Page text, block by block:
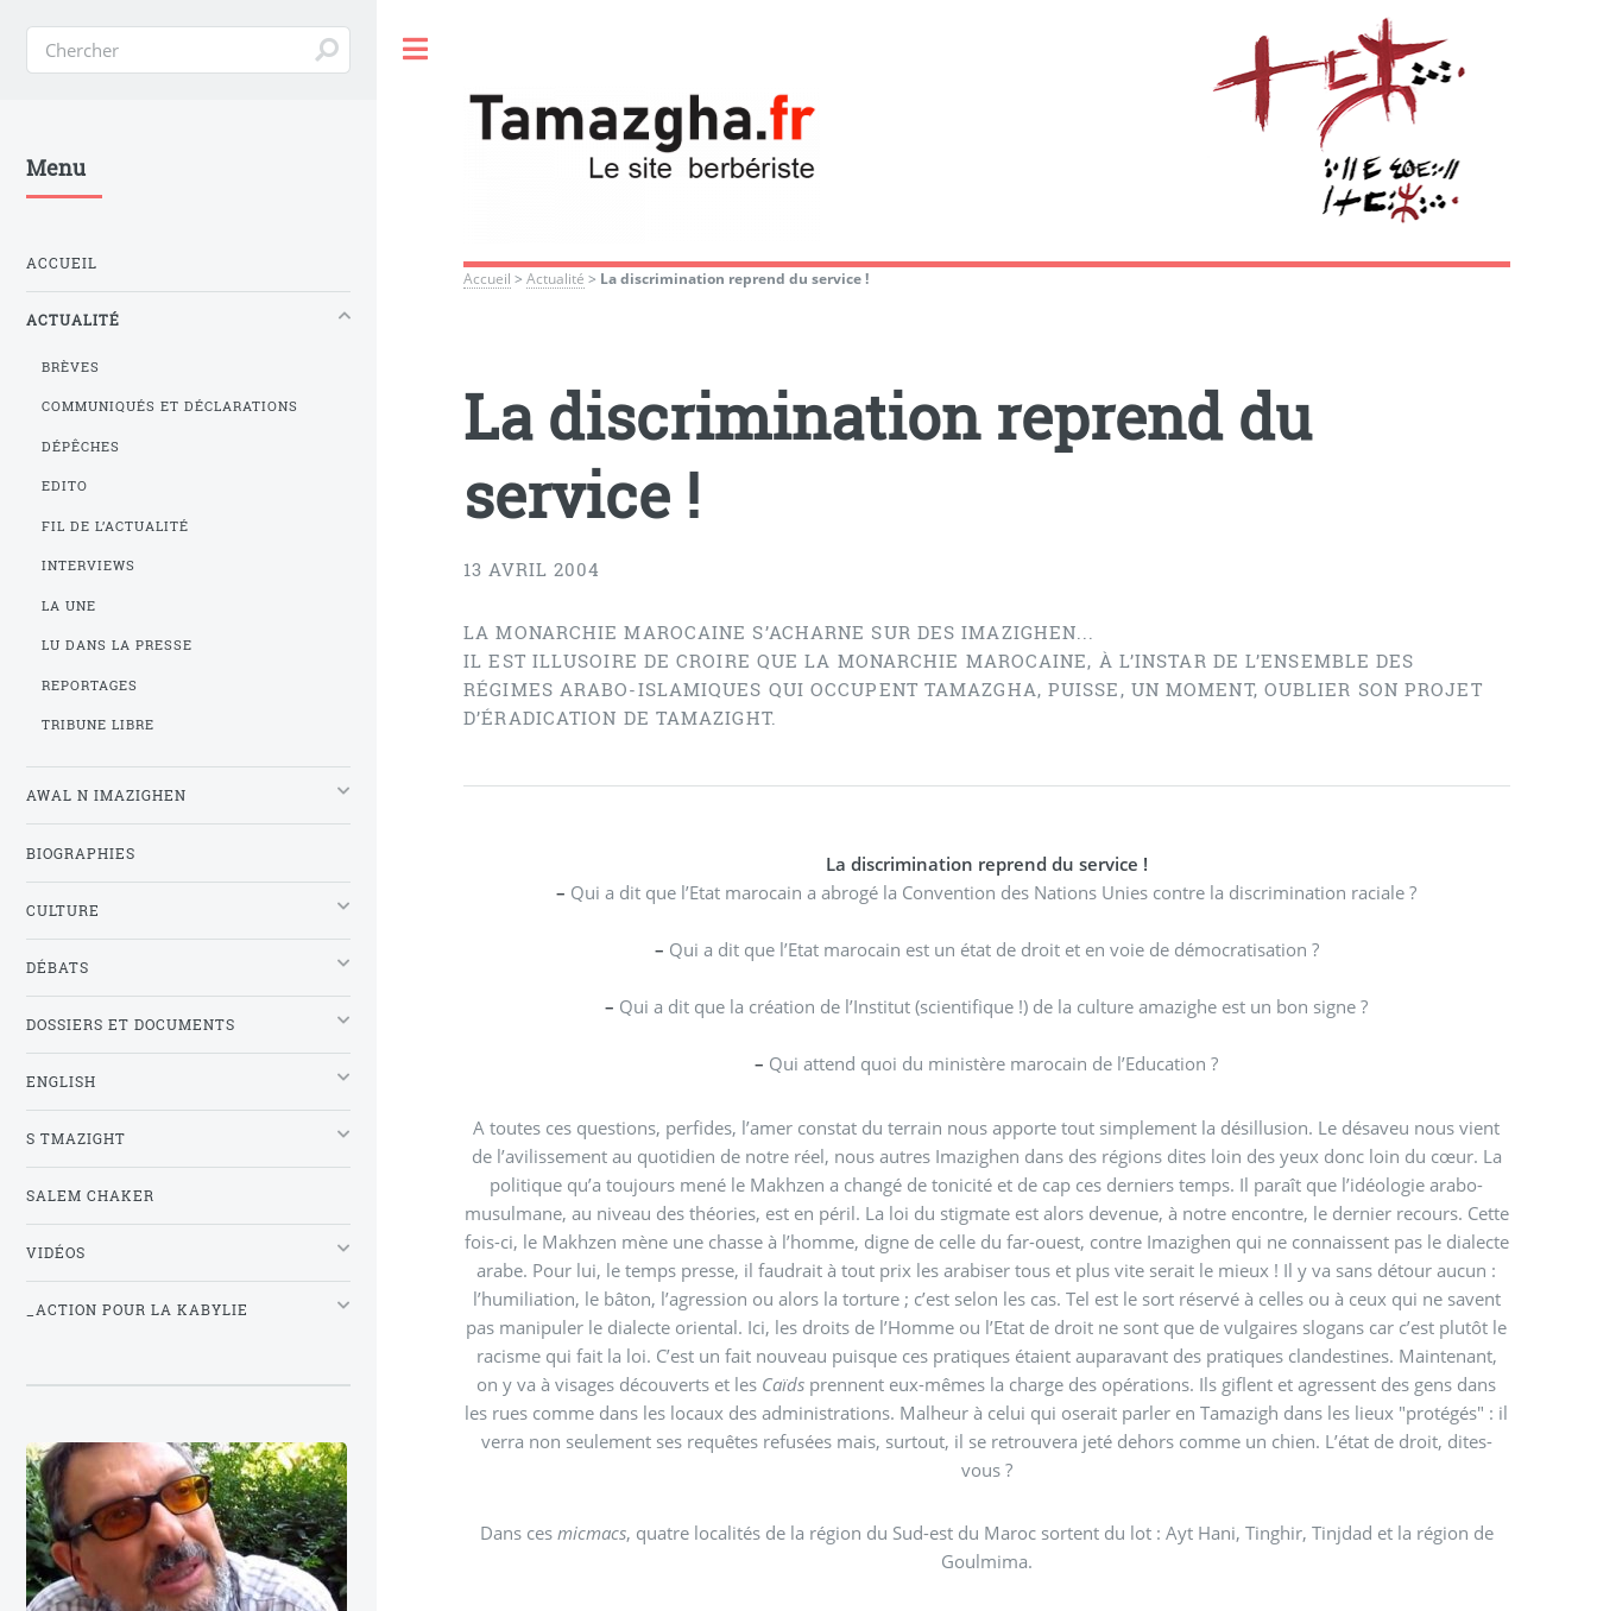
Accueil >Actualité > La discrimination reprend du service !
La discrimination reprend du
service !
13 AVRIL 2004
LA MONARCHIE MAROCAINE S’ACHARNE SUR DES IMAZIGHEN...
IL EST ILLUSOIRE DE CROIRE QUE LA MONARCHIE MAROCAINE, À L’INSTAR DE L’ENSEMBLE DES
RÉGIMES ARABO-ISLAMIQUES QUI OCCUPENT TAMAZGHA, PUISSE, UN MOMENT, OUBLIER SON PROJET
D’ÉRADICATION DE TAMAZIGHT.
La discrimination reprend du service !
– Qui a dit que l’Etat marocain a abrogé la Convention des Nations Unies contre la discrimination raciale ?
– Qui a dit que l’Etat marocain est un état de droit et en voie de démocratisation ?
– Qui a dit que la création de l’Institut (scientifique !) de la culture amazighe est un bon signe ?
– Qui attend quoi du ministère marocain de l’Education ?
A toutes ces questions, perfides, l’amer constat du terrain nous apporte tout simplement la désillusion. Le désaveu nous vient
de l’avilissement au quotidien de notre réel, nous autres Imazighen dans des régions dites loin des yeux donc loin du cœur. La
politique qu’a toujours mené le Makhzen a changé de tonicité et de cap ces derniers temps. Il paraît que l’idéologie arabo-
musulmane, au niveau des théories, est en péril. La loi du stigmate est alors devenue, à notre encontre, le dernier recours. Cette
fois-ci, le Makhzen mène une chasse à l’homme, digne de celle du far-ouest, contre Imazighen qui ne connaissent pas le dialecte
arabe. Pour lui, le temps presse, il faudrait à tout prix les arabiser tous et plus vite serait le mieux ! Il y va sans détour aucun :
l’humiliation, le bâton, l’agression ou alors la torture ; c’est selon les cas. Tel est le sort réservé à celles ou à ceux qui ne savent
pas manipuler le dialecte oriental. Ici, les droits de l’Homme ou l’Etat de droit ne sont que de vulgaires slogans car c’est plutôt le
racisme qui fait la loi. C’est un fait nouveau puisque ces pratiques étaient auparavant des pratiques clandestines. Maintenant,
on y va à visages découverts et les Caïds prennent eux-mêmes la charge des opérations. Ils giflent et agressent des gens dans
les rues comme dans les locaux des administrations. Malheur à celui qui oserait parler en Tamazigh dans les lieux "protégés" : il
verra non seulement ses requêtes refusées mais, surtout, il se retrouvera jeté dehors comme un chien. L’état de droit, dites-
vous ?
Dans ces micmacs, quatre localités de la région du Sud-est du Maroc sortent du lot : Ayt Hani, Tinghir, Tinjdad et la région de
Goulmima.
Menu
ACCUEIL
ACTUALITÉ
BRÈVES
COMMUNIQUÉS ET DÉCLARATIONS
DÉPÊCHES
EDITO
FIL DE L’ACTUALITÉ
INTERVIEWS
LA UNE
LU DANS LA PRESSE
REPORTAGES
TRIBUNE LIBRE
AWAL N IMAZIGHEN
BIOGRAPHIES
CULTURE
DÉBATS
DOSSIERS ET DOCUMENTS
ENGLISH
S TMAZIGHT
SALEM CHAKER
VIDÉOS
_ACTION POUR LA KABYLIE